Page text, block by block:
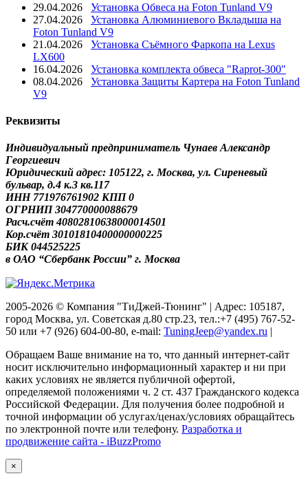
29.04.2026
Установка Обвеса на Foton Tunland V9
27.04.2026
Установка Алюминиевого Вкладыша на
Foton Tunland V9
21.04.2026
Установка Съёмного Фаркопа на Lexus
LX600
16.04.2026
Установка комплекта обвеса "Raprot-300"
08.04.2026
Установка Защиты Картера на Foton Tunland
V9
Реквизиты
Индивидуальный предприниматель Чунаев Александр
Георгиевич
Юридический адрес: 105122, г. Москва, ул. Сиреневый
бульвар, д.4 к.3 кв.117
ИНН 771976761902 КПП 0
ОГРНИП 304770000088679
Расч.счёт 40802810638000014501
Кор.счёт 30101810400000000225
БИК 044525225
в ОАО “Сбербанк России” г. Москва
2005-2026 © Компания "ТиДжей-Тюнинг" | Адрес: 105187,
город Москва, ул. Советская д.80 стр.23, тел.:+7 (495) 767-52-
50 или +7 (926) 604-00-80, e-mail: TuningJeep@yandex.ru |
Обращаем Ваше внимание на то, что данный интернет-сайт
носит исключительно информационный характер и ни при
каких условиях не является публичной офертой,
определяемой положениями ч. 2 ст. 437 Гражданского кодекса
Российской Федерации. Для получения более подробной и
точной информации об услугах/ценах/условиях обращайтесь
по электронной почте или телефону. Разработка и
продвижение сайта - iBuzzPromo
×